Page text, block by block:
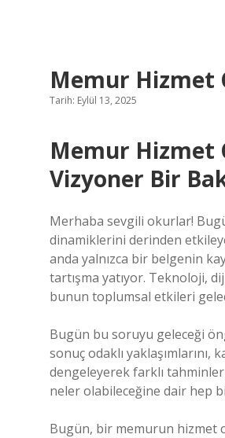
Memur Hizmet
Tarih: Eylül 13, 2025
Memur Hizmet
Vizyoner Bir
Merhaba sevgili okurlar!
dinamiklerini derinden
anda yalnızca bir belgenin
tartışma yatıyor. Teknoloji,
bunun toplumsal etkileri
Bugün bu soruyu geleceği
sonuç odaklı yaklaşımlarını,
dengeleyerek farklı tahminler
neler olabileceğine dair hep
Bugün, bir memurun hizmet